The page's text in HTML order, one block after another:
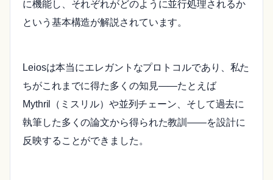
に機能し、それぞれがどのように並行処理されるか
という基本構造が解説されています。
Leiosは本当にエレガントなプロトコルであり、私た
ちがこれまでに得た多くの知見――たとえば
Mythril（ミスリル）や並列チェーン、そして過去に
執筆した多くの論文から得られた教訓――を設計に
反映することができました。